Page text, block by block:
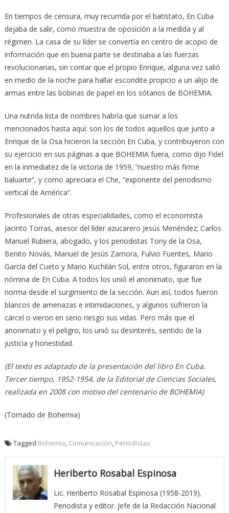
En tiempos de censura, muy recurrida por el batistato, En Cuba
dejaba de salir, como muestra de oposición a la medida y al
régimen. La casa de su líder se convertía en centro de acopio de
información que en buena parte se destinaba a las fuerzas
revolucionarias, sin contar que el propio Enrique, alguna vez salió
en medio de la noche para hallar escondite propicio a un alijo de
armas entre las bobinas de papel en los sótanos de BOHEMIA.
Una nutrida lista de nombres habría que sumar a los
mencionados hasta aquí: son los de todos aquellos que junto a
Enrique de la Osa hicieron la sección En Cuba, y contribuyeron con
su ejercicio en sus páginas a que BOHEMIA fuera, como dijo Fidel
en la inmediatez de la victoria de 1959, “nuestro más firme
baluarte”, y como apreciara el Che, “exponente del periodismo
vertical de América”.
Profesionales de otras especialidades, como el economista
Jacinto Torras, asesor del líder azucarero Jesús Menéndez; Carlos
Manuel Rubiera, abogado, y los periodistas Tony de la Osa,
Benito Novás, Manuel de Jesús Zamora, Fulvio Fuentes, Mario
García del Cueto y Mario Kuchilán Sol, entre otros, figuraron en la
nómina de En Cuba. A todos los unió el anonimato, que fue
norma desde el surgimiento de la sección. Aun así, todos fueron
blancos de amenazas e intimidaciones, y algunos sufrieron la
cárcel o vieron en serio riesgo sus vidas. Pero más que el
anonimato y el peligro, los unió su desinterés, sentido de la
justicia y honestidad.
(El texto es adaptado de la presentación del libro En Cuba.
Tercer tiempo, 1952-1954, de la Editorial de Ciencias Sociales,
realizada en 2008 con motivo del centenario de BOHEMIA)
(Tomado de Bohemia)
Tagged Bohemia, Comunicación, Periodistas
Heriberto Rosabal Espinosa
Lic. Heriberto Rosabal Espinosa (1958-2019).
Periodista y editor. Jefe de la Redacción Nacional